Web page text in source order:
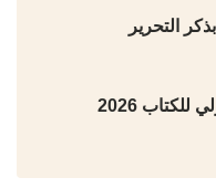
التحرير
2026